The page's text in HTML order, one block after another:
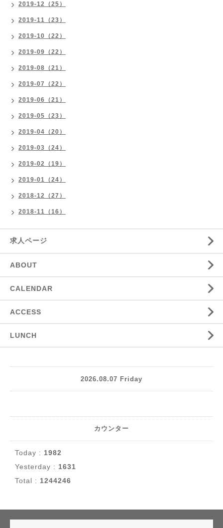
2019-12（25）
2019-11（23）
2019-10（22）
2019-09（22）
2019-08（21）
2019-07（22）
2019-06（21）
2019-05（23）
2019-04（20）
2019-03（24）
2019-02（19）
2019-01（24）
2018-12（27）
2018-11（16）
求人ページ
ABOUT
CALENDAR
ACCESS
LUNCH
2026.08.07 Friday
カウンター
Today : 1982
Yesterday : 1631
Total : 1244246